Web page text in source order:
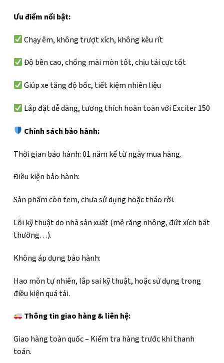
Ưu điểm nổi bật:
Chạy êm, không trượt xích, không kêu rít
Độ bền cao, chống mài mòn tốt, chịu tải cực tốt
Giúp xe tăng độ bốc, tiết kiệm nhiên liệu
Lắp đặt dễ dàng, tương thích hoàn toàn với Exciter 150
Chính sách bảo hành:
Thời gian bảo hành: 01 năm kể từ ngày mua hàng.
Điều kiện bảo hành:
Sản phẩm còn tem, chưa sử dụng hoặc tháo rời.
Lỗi kỹ thuật do nhà sản xuất (mẻ răng nhông, đứt xích bất
thường…).
Không áp dụng bảo hành:
Hao mòn tự nhiên, lắp sai kỹ thuật, hoặc sử dụng trong
điều kiện quá tải.
Thông tin giao hàng & liên hệ:
Giao hàng toàn quốc – Kiểm tra hàng trước khi thanh
toán.